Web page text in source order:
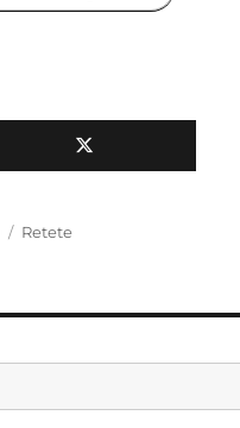
Categories
Retete